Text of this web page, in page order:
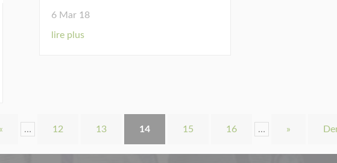
6 Mar 18
lire plus
… 12 13 14 15 16 … »